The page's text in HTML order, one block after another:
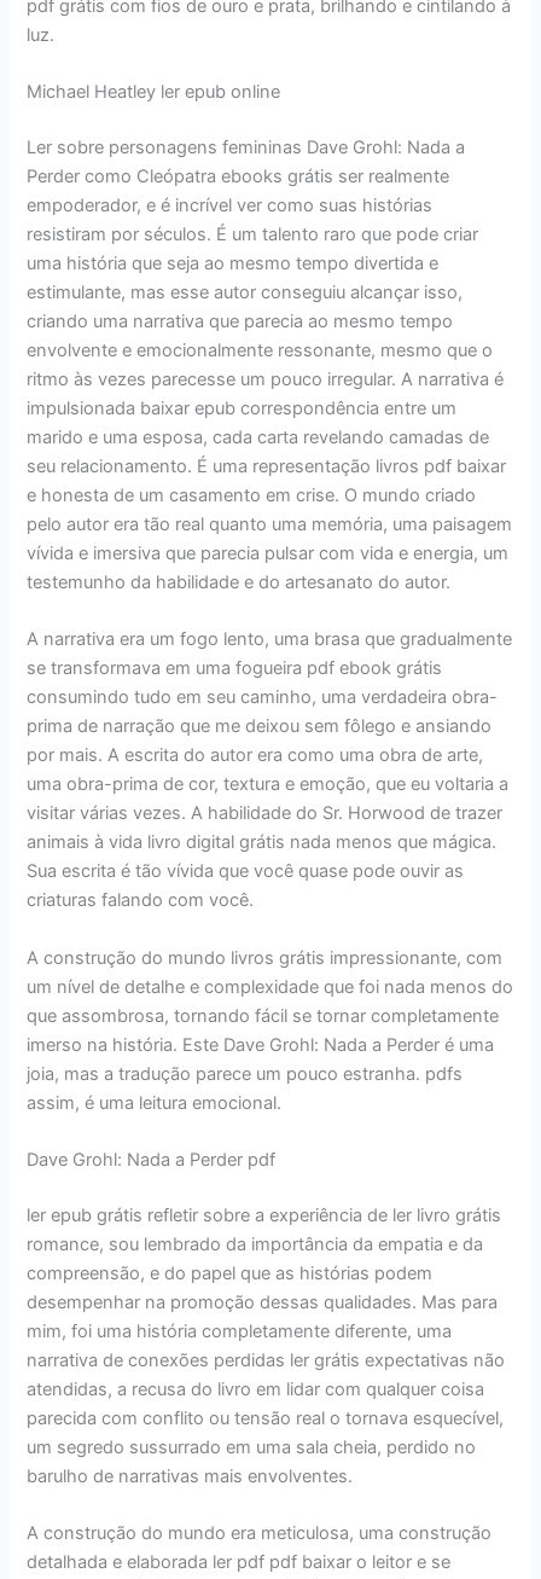
pdf grátis com fios de ouro e prata, brilhando e cintilando à
luz.
Michael Heatley ler epub online
Ler sobre personagens femininas Dave Grohl: Nada a
Perder como Cleópatra ebooks grátis ser realmente
empoderador, e é incrível ver como suas histórias
resistiram por séculos. É um talento raro que pode criar
uma história que seja ao mesmo tempo divertida e
estimulante, mas esse autor conseguiu alcançar isso,
criando uma narrativa que parecia ao mesmo tempo
envolvente e emocionalmente ressonante, mesmo que o
ritmo às vezes parecesse um pouco irregular. A narrativa é
impulsionada baixar epub correspondência entre um
marido e uma esposa, cada carta revelando camadas de
seu relacionamento. É uma representação livros pdf baixar
e honesta de um casamento em crise. O mundo criado
pelo autor era tão real quanto uma memória, uma paisagem
vívida e imersiva que parecia pulsar com vida e energia, um
testemunho da habilidade e do artesanato do autor.
A narrativa era um fogo lento, uma brasa que gradualmente
se transformava em uma fogueira pdf ebook grátis
consumindo tudo em seu caminho, uma verdadeira obra-
prima de narração que me deixou sem fôlego e ansiando
por mais. A escrita do autor era como uma obra de arte,
uma obra-prima de cor, textura e emoção, que eu voltaria a
visitar várias vezes. A habilidade do Sr. Horwood de trazer
animais à vida livro digital grátis nada menos que mágica.
Sua escrita é tão vívida que você quase pode ouvir as
criaturas falando com você.
A construção do mundo livros grátis impressionante, com
um nível de detalhe e complexidade que foi nada menos do
que assombrosa, tornando fácil se tornar completamente
imerso na história. Este Dave Grohl: Nada a Perder é uma
joia, mas a tradução parece um pouco estranha. pdfs
assim, é uma leitura emocional.
Dave Grohl: Nada a Perder pdf
ler epub grátis refletir sobre a experiência de ler livro grátis
romance, sou lembrado da importância da empatia e da
compreensão, e do papel que as histórias podem
desempenhar na promoção dessas qualidades. Mas para
mim, foi uma história completamente diferente, uma
narrativa de conexões perdidas ler grátis expectativas não
atendidas, a recusa do livro em lidar com qualquer coisa
parecida com conflito ou tensão real o tornava esquecível,
um segredo sussurrado em uma sala cheia, perdido no
barulho de narrativas mais envolventes.
A construção do mundo era meticulosa, uma construção
detalhada e elaborada ler pdf pdf baixar o leitor e se